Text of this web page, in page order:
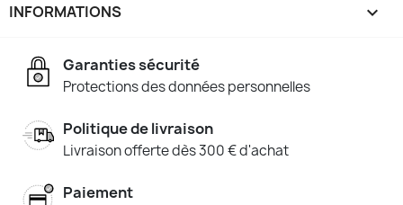
INFORMATIONS keyboard_arrow_down
Garanties sécurité
Protections des données personnelles
Politique de livraison
Livraison offerte dès 300 € d'achat
Paiement